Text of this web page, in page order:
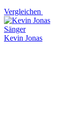
Vergleichen
Sänger
Kevin Jonas